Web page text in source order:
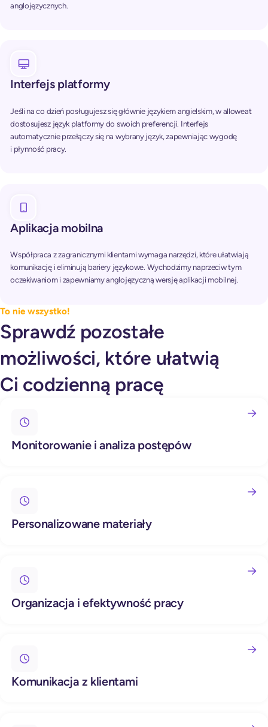
anglojęzycznych.
Interfejs platformy
Jeśli na co dzień posługujesz się głównie językiem angielskim, w alloweat
dostosujesz język platformy do swoich preferencji. Interfejs
automatycznie przełączy się na wybrany język, zapewniając wygodę
i płynność pracy.
Aplikacja mobilna
Współpraca z zagranicznymi klientami wymaga narzędzi, które ułatwiają
komunikację i eliminują bariery językowe. Wychodzimy naprzeciw tym
oczekiwaniom i zapewniamy anglojęzyczną wersję aplikacji mobilnej.
To nie wszystko!
Sprawdź pozostałe
możliwości, które ułatwią
Ci codzienną pracę
Monitorowanie i analiza postępów
Personalizowane materiały
Organizacja i efektywność pracy
Komunikacja z klientami